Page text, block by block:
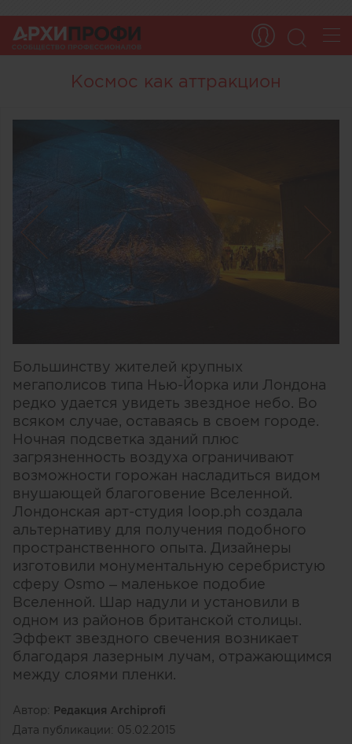
Космос как аттракцион
Большинству жителей крупных
мегаполисов типа Нью-Йорка или Лондона
редко удается увидеть звездное небо. Во
всяком случае, оставаясь в своем городе.
Ночная подсветка зданий плюс
загрязненность воздуха ограничивают
возможности горожан насладиться видом
внушающей благоговение Вселенной.
Лондонская арт-студия loop.ph создала
альтернативу для получения подобного
пространственного опыта. Дизайнеры
изготовили монументальную серебристую
сферу Osmo – маленькое подобие
Вселенной. Шар надули и установили в
одном из районов британской столицы.
Эффект звездного свечения возникает
благодаря лазерным лучам, отражающимся
между слоями пленки.
Автор: Редакция Archiprofi
Дата публикации: 05.02.2015